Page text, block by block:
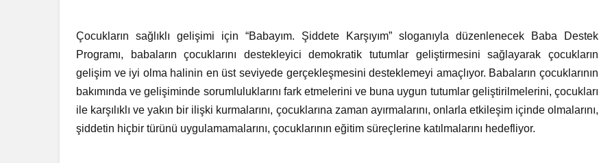
Çocukların sağlıklı gelişimi için “Babayım. Şiddete Karşıyım” sloganıyla düzenlenecek Baba Destek
Programı, babaların çocuklarını destekleyici demokratik tutumlar geliştirmesini sağlayarak çocukların
gelişim ve iyi olma halinin en üst seviyede gerçekleşmesini desteklemeyi amaçlıyor. Babaların çocuklarının
bakımında ve gelişiminde sorumluluklarını fark etmelerini ve buna uygun tutumlar geliştirilmelerini, çocukları
ile karşılıklı ve yakın bir ilişki kurmalarını, çocuklarına zaman ayırmalarını, onlarla etkileşim içinde olmalarını,
şiddetin hiçbir türünü uygulamamalarını, çocuklarının eğitim süreçlerine katılmalarını hedefliyor.